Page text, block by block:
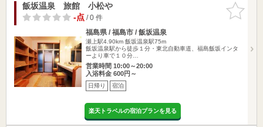
お気に入
りに追加
飯坂温泉 旅館 小松や
-点/ 0 件
福島県 / 福島市 / 飯坂温泉
瀬上駅4.90km 飯坂温泉駅75m
飯坂温泉駅から徒歩１分・東北自動車道、福島飯坂インタ
ーより車で１０分…
営業時間 10:00～20:00
入浴料金 600円～
日帰り 宿泊
楽天トラベルの宿泊プランを見る